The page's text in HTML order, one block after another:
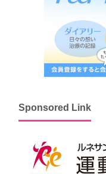
Sponsored Link